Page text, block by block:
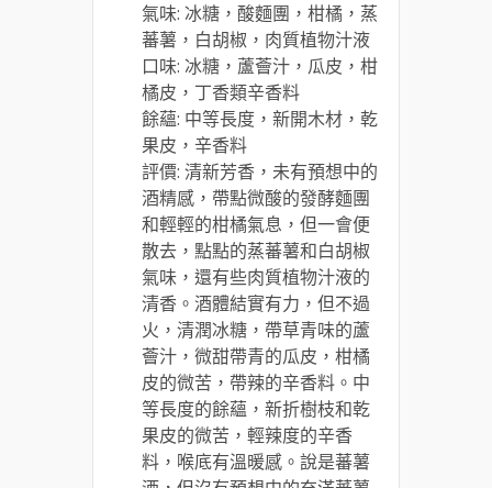
氣味: 冰糖，酸麵團，柑橘，蒸
蕃薯，白胡椒，肉質植物汁液
口味: 冰糖，蘆薈汁，瓜皮，柑
橘皮，丁香類辛香料
餘蘊: 中等長度，新開木材，乾
果皮，辛香料
評價: 清新芳香，未有預想中的
酒精感，帶點微酸的發酵麵團
和輕輕的柑橘氣息，但一會便
散去，點點的蒸蕃薯和白胡椒
氣味，還有些肉質植物汁液的
清香。酒體結實有力，但不過
火，清潤冰糖，帶草青味的蘆
薈汁，微甜帶青的瓜皮，柑橘
皮的微苦，帶辣的辛香料。中
等長度的餘蘊，新折樹枝和乾
果皮的微苦，輕辣度的辛香
料，喉底有溫暖感。說是蕃薯